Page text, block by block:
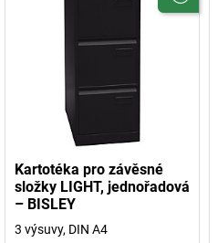
Kartotéka pro závěsné
složky LIGHT, jednořadová
– BISLEY
3 výsuvy, DIN A4